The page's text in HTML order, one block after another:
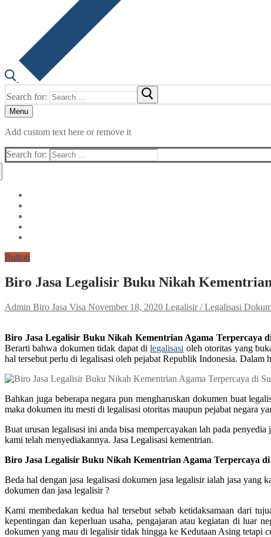
Search for:
Menu
Add custom text here or remove it
Search for:
Button
Biro Jasa Legalisir Buku Nikah
Admin Biro Jasa Visa November 18, 2020 Legalisir / Legalisasi
Biro Jasa Legalisir Buku Nikah Kementrian Agama Terpercaya
Berarti bahwa dokumen tidak dapat dilegalisasi oleh otoritas yang
hal tersebut perlu di legalisasi oleh pejabat Republik Indonesia.
Bahkan juga beberapa negara pun mengharuskan dokumen buat
maka dokumen itu mesti di legalisasi otoritas maupun pejabat negara
Buat urusan legalisasi ini anda bisa mempercayakan lah pada
kami telah menyediakannya. Jasa Legalisasi kementrian.
Biro Jasa Legalisir Buku Nikah Kementrian Agama Terpercaya
Beda hal dengan jasa legalisasi dokumen jasa legalisir ialah jasa yang
dokumen dan jasa legalisir ?
Kami membedakan kedua hal tersebut sebab ketidaksamaan dari
kepentingan dan keperluan usaha, pengajaran atau kegiatan di luar
dokumen yang mau di legalisir tidak hingga ke Kedutaan Asing tetapi